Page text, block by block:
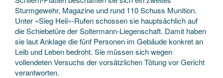
Sturmgewehr, Magazine und rund 110 Schuss Munition.
Unter «Sieg Heil»-Rufen schossen sie hauptsächlich auf
die Schiebetüre der Soltermann-Liegenschaft. Damit haben
sie laut Anklage die fünf Personen im Gebäude konkret an
Leib und Leben bedroht. Sie müssen sich wegen
vollendeten Versuchs der vorsätzlichen Tötung vor Gericht
verantworten.